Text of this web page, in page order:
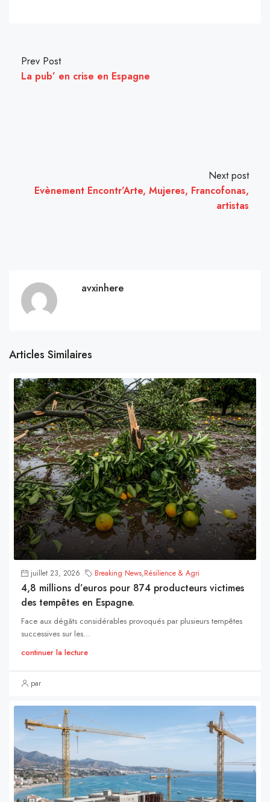
Prev Post
La pub’ en crise en Espagne
Next post
Evènement Encontr’Arte, Mujeres, Francofonas,
artistas
avxinhere
Articles Similaires
juillet 23, 2026 Breaking News,Résilience & Agri
4,8 millions d’euros pour 874 producteurs victimes
des tempêtes en Espagne.
Face aux dégâts considérables provoqués par plusieurs tempêtes
successives sur les...
continuer la lecture
par